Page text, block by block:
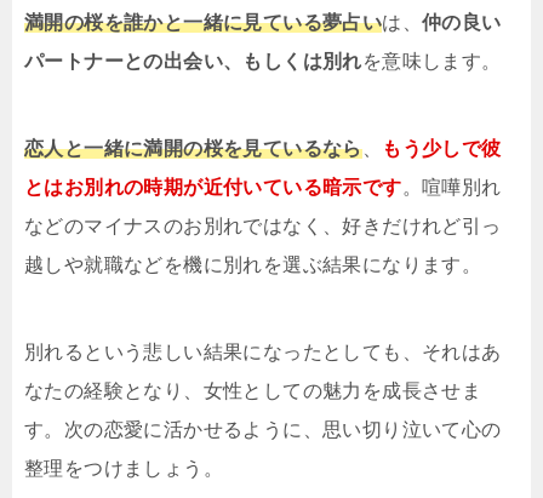
満開の桜を誰かと一緒に見ている夢占いは、仲の良い
パートナーとの出会い、もしくは別れを意味します。
恋人と一緒に満開の桜を見ているなら、
もう少しで彼
とはお別れの時期が近付いている暗示です。喧嘩別れ
などのマイナスのお別れではなく、好きだけれど引っ
越しや就職などを機に別れを選ぶ結果になります。
別れるという悲しい結果になったとしても、それはあ
なたの経験となり、女性としての魅力を成長させま
す。次の恋愛に活かせるように、思い切り泣いて心の
整理をつけましょう。